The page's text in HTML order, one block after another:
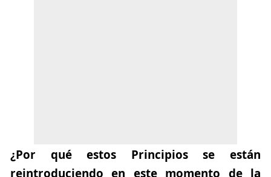
¿Por qué estos Principios se están
reintroduciendo en este momento de la